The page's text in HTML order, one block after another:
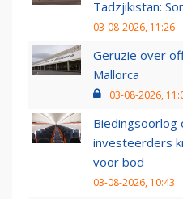
Tadzjikistan:
03-08-2026, 11:26
Geruzie over
Mallorca
03-08-2026,
Biedingsoorlog
investeerders
voor bod
03-08-2026, 10:43